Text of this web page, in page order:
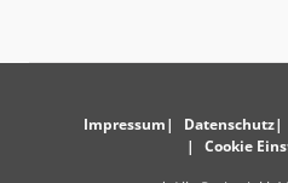
Impressum Datenschutz
Cookie